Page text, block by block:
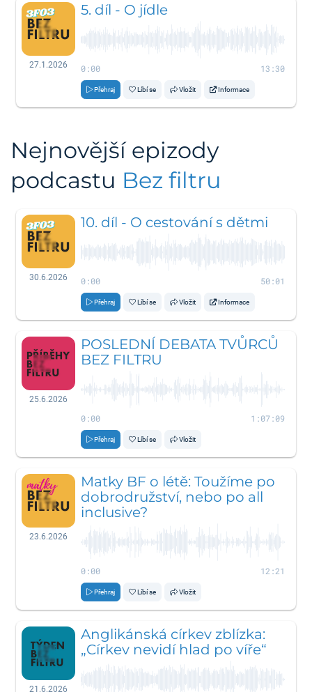
27.1.2026
5. díl - O jídle
0:00 13:30
Přehraj Líbí se Vložit Informace
Nejnovější epizody
podcastu Bez filtru
30.6.2026
10. díl - O cestování s dětmi
0:00 50:01
Přehraj Líbí se Vložit Informace
25.6.2026
POSLEDNÍ DEBATA TVŮRCŮ
BEZ FILTRU
0:00 1:07:09
Přehraj Líbí se Vložit
23.6.2026
Matky BF o létě: Toužíme po
dobrodružství, nebo po all
inclusive?
0:00 12:21
Přehraj Líbí se Vložit
21.6.2026
Anglikánská církev zblízka:
„Církev nevidí hlad po víře“